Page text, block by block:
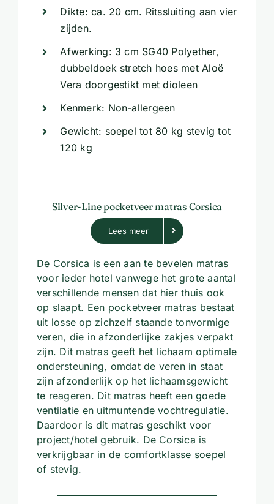
Dikte: ca. 20 cm. Ritssluiting aan vier
zijden.
Afwerking: 3 cm SG40 Polyether,
dubbeldoek stretch hoes met Aloë
Vera doorgestikt met dioleen
Kenmerk: Non-allergeen
Gewicht: soepel tot 80 kg stevig tot
120 kg
Silver-Line pocketveer matras Corsica
Lees meer
De Corsica is een aan te bevelen matras
voor ieder hotel vanwege het grote aantal
verschillende mensen dat hier thuis ook
op slaapt. Een pocketveer matras bestaat
uit losse op zichzelf staande tonvormige
veren, die in afzonderlijke zakjes verpakt
zijn. Dit matras geeft het lichaam optimale
ondersteuning, omdat de veren in staat
zijn afzonderlijk op het lichaamsgewicht
te reageren. Dit matras heeft een goede
ventilatie en uitmuntende vochtregulatie.
Daardoor is dit matras geschikt voor
project/hotel gebruik. De Corsica is
verkrijgbaar in de comfortklasse soepel
of stevig.